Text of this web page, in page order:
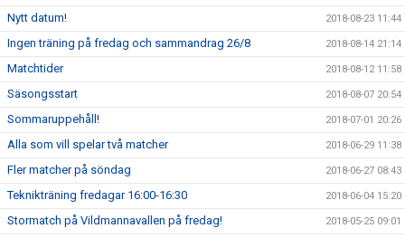
Nytt datum! 2018-08-23 11:44
Ingen träning på fredag och sammandrag 26/8 2018-08-14 21:14
Matchtider 2018-08-12 11:58
Säsongsstart 2018-08-07 20:54
Sommaruppehåll! 2018-07-01 20:26
Alla som vill spelar två matcher 2018-06-29 11:38
Fler matcher på söndag 2018-06-27 08:43
Teknikträning fredagar 16:00-16:30 2018-06-04 15:20
Stormatch på Vildmannavallen på fredag! 2018-05-25 09:01